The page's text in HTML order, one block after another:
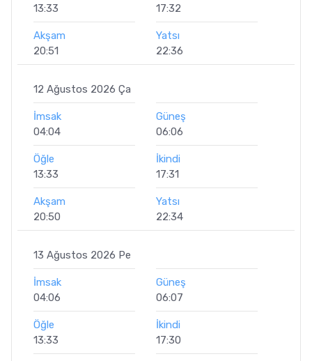
13:33
17:32
Akşam
20:51
Yatsı
22:36
12 Ağustos 2026 Ça
İmsak
04:04
Güneş
06:06
Öğle
13:33
İkindi
17:31
Akşam
20:50
Yatsı
22:34
13 Ağustos 2026 Pe
İmsak
04:06
Güneş
06:07
Öğle
13:33
İkindi
17:30